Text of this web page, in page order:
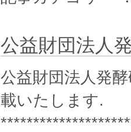
公益財団法人
公益財団法人発
載いたします.